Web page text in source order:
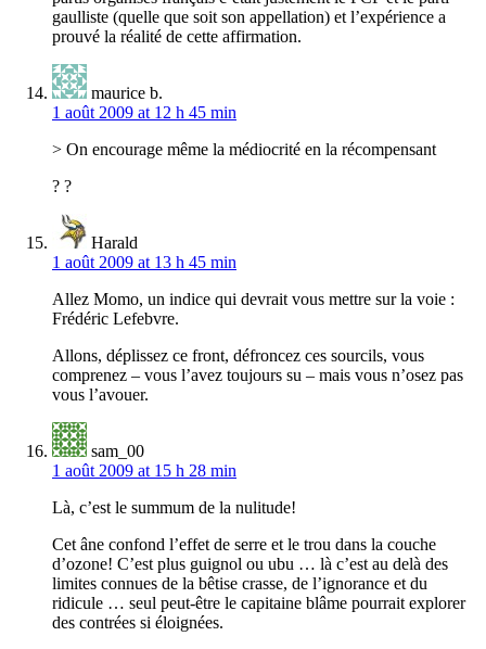
gaulliste (quelle que soit son appellation) et l’expérience a
prouvé la réalité de cette affirmation.
maurice b.
1 août 2009 at 12 h 45 min
> On encourage même la médiocrité en la récompensant
? ?
Harald
1 août 2009 at 13 h 45 min
Allez Momo, un indice qui devrait vous mettre sur la voie :
Frédéric Lefebvre.
Allons, déplissez ce front, défroncez ces sourcils, vous
comprenez – vous l’avez toujours su – mais vous n’osez pas
vous l’avouer.
sam_00
1 août 2009 at 15 h 28 min
Là, c’est le summum de la nulitude!
Cet âne confond l’effet de serre et le trou dans la couche
d’ozone! C’est plus guignol ou ubu … là c’est au delà des
limites connues de la bêtise crasse, de l’ignorance et du
ridicule … seul peut-être le capitaine blâme pourrait explorer
des contrées si éloignées.